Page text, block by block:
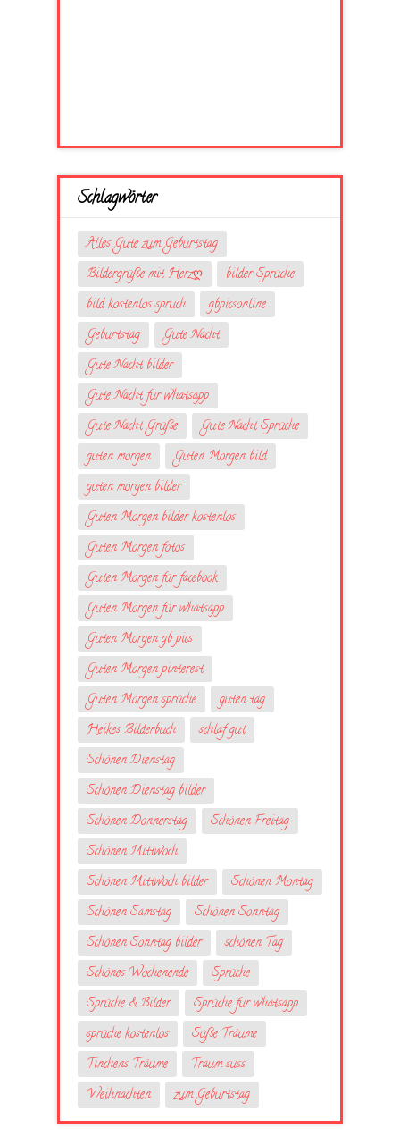
Schlagwörter
Alles Gute zum Geburtstag
Bildergrüße mit Herzღ
bilder Sprüche
bild kostenlos spruch
gbpicsonline
Geburtstag
Gute Nacht
Gute Nacht bilder
Gute Nacht für whatsapp
Gute Nacht Grüße
Gute Nacht Sprüche
guten morgen
Guten Morgen bild
guten morgen bilder
Guten Morgen bilder kostenlos
Guten Morgen fotos
Guten Morgen für facebook
Guten Morgen für whatsapp
Guten Morgen gb pics
Guten Morgen pinterest
Guten Morgen sprüche
guten tag
Heikes Bilderbuch
schlaf gut
Schönen Dienstag
Schönen Dienstag bilder
Schönen Donnerstag
Schönen Freitag
Schönen Mittwoch
Schönen Mittwoch bilder
Schönen Montag
Schönen Samstag
Schönen Sonntag
Schönen Sonntag bilder
schönen Tag
Schönes Wochenende
Sprüche
Sprüche & Bilder
Sprüche fur whatsapp
sprüche kostenlos
Süße Träume
Tinchens Träume
Traum suss
Weihnachten
zum Geburtstag